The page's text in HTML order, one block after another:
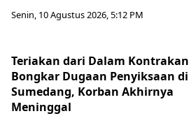
Senin, 10 Agustus 2026, 5:12 PM
Teriakan dari Dalam Kontrakan
Bongkar Dugaan Penyiksaan di
Sumedang, Korban Akhirnya
Meninggal